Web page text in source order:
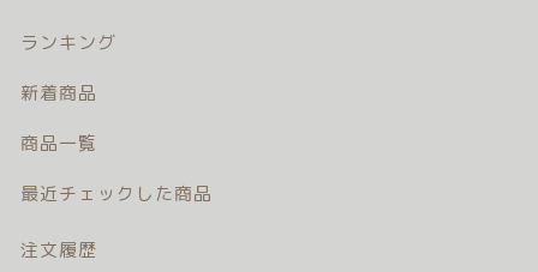
ランキング
新着商品
商品一覧
最近チェックした商品
注文履歴